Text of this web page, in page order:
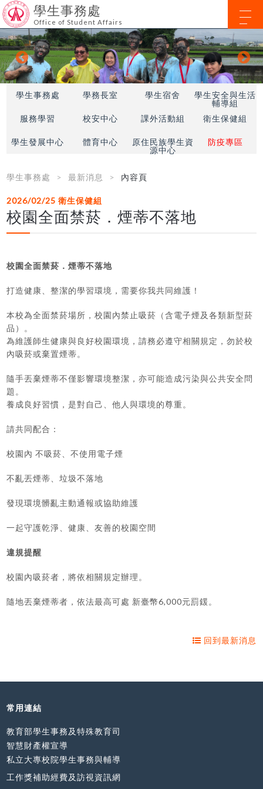
學生事務處
Office of Student Affairs
學生事務處 學務長室 學生宿舍
學生安全與生活
輔導組
服務學習
校安中心 課外活動組 衛生保健組
學生發展中心 體育中心
原住民族學生資
源中心
防疫專區
學生事務處 最新消息 內容頁
2026/02/25衛生保健組
校園全面禁菸．煙蒂不落地
校園全面禁菸．煙蒂不落地
打造健康、整潔的學習環境，需要你我共同維護！
本校為全面禁菸場所，校園內禁止吸菸（含電子煙及各類新型菸
品）。
為維護師生健康與良好校園環境，請務必遵守相關規定，勿於校
內吸菸或棄置煙蒂。
隨手丟棄煙蒂不僅影響環境整潔，亦可能造成污染與公共安全問
題。
養成良好習慣，是對自己、他人與環境的尊重。
請共同配合：
校園內 不吸菸、不使用電子煙
不亂丟煙蒂、垃圾不落地
發現環境髒亂主動通報或協助維護
一起守護乾淨、健康、友善的校園空間
違規提醒
校園內吸菸者，將依相關規定辦理。
隨地丟棄煙蒂者，依法最高可處 新臺幣6,000元罰鍰。
回到最新消息
常用連結
教育部學生事務及特殊教育司
智慧財產權宣導
私立大專校院學生事務與輔導
工作獎補助經費及訪視資訊網